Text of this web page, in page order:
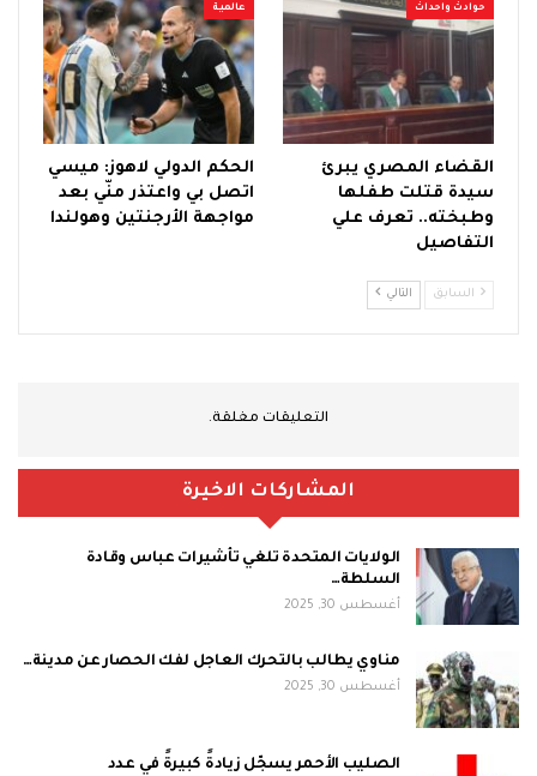
حوادث واحداث
القضاء المصري يبرئ
سيدة قتلت طفلها
وطبخته.. تعرف علي
التفاصيل
عالمية
الحكم الدولي لاهوز: ميسي
اتصل بي واعتذر منّي بعد
مواجهة الأرجنتين وهولندا
السابق التالي
التعليقات مغلقة.
المشاركات الاخيرة
الولايات المتحدة تلغي تأشيرات عباس وقادة
السلطة…
أغسطس 30, 2025
مناوي يطالب بالتحرك العاجل لفك الحصار عن مدينة…
أغسطس 30, 2025
الصليب الأحمر يسجّل زيادةً كبيرةً في عدد